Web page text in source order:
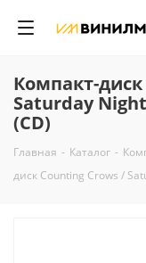
Компакт-
Saturday
(CD)
Главная - Каталог -
диск Counting Crows /